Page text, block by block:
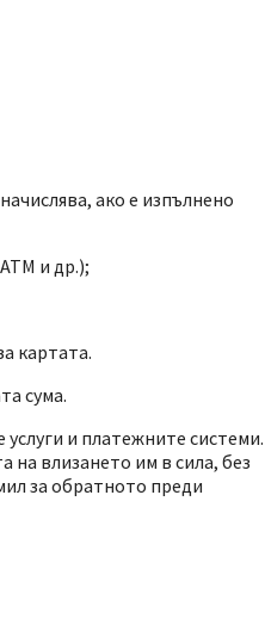
ако е изпълнено
и др.);
картата.
сума.
и платежните системи.
на влизането им в сила, без
за обратното преди